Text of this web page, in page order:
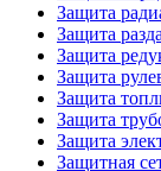
Защита
Защита
Защита
Защита
Защита
Защита
Защита
Защитная